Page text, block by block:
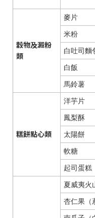
穀物及澱粉
類
麥片
米粉
白吐司麵
白飯
馬鈴薯
糕餅點心類
洋芋片
鳳梨酥
太陽餅
軟糖
起司蛋糕
夏威夷火
杏仁果（